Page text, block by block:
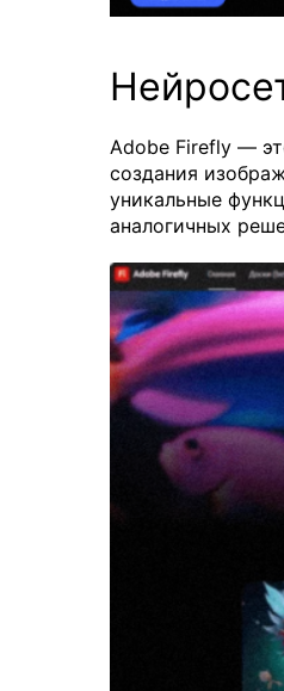
Adobe Firefly —
создания
уникальные
аналогичных